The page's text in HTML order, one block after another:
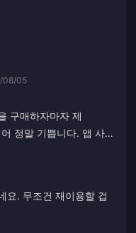
08/05
구매하자마자 제
정말 기쁩니다. 앱 사용
요. 무조건 재이용할 겁